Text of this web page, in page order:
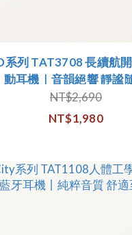
系列 TAT3708 長續航
動耳機｜音韻絕響 靜謐
NT$2,690
NT$1,980